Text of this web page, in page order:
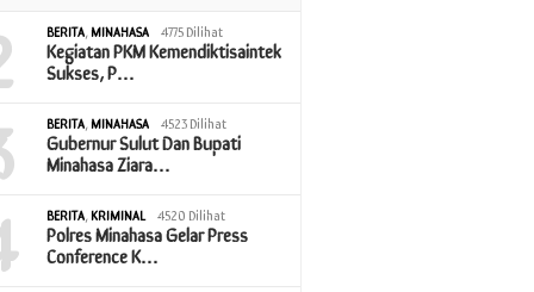
BERITA,MINAHASA 4775 Dilihat
Kegiatan PKM Kemendiktisaintek
Sukses, P…
BERITA,MINAHASA 4523 Dilihat
Gubernur Sulut Dan Bupati
Minahasa Ziara…
BERITA,KRIMINAL 4520 Dilihat
Polres Minahasa Gelar Press
Conference K…